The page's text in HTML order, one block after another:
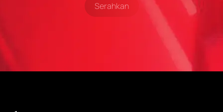
Serahkan